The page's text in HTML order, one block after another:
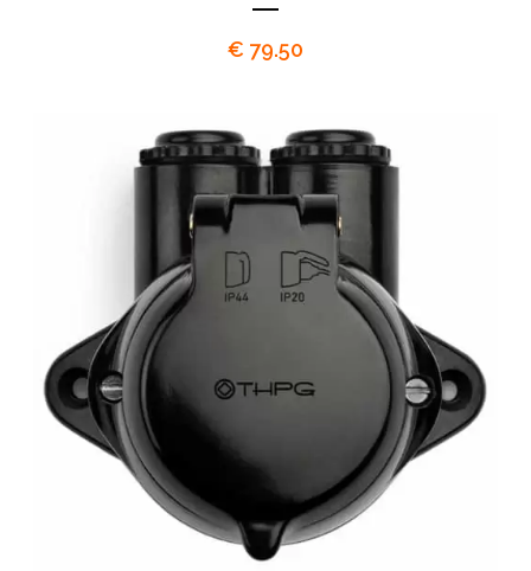
€ 79.50